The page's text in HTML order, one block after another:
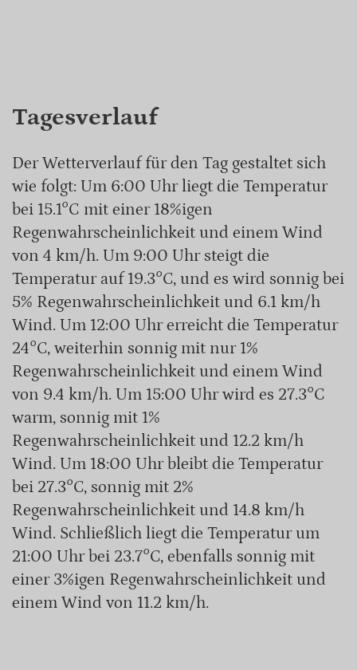
Tagesverlauf
Der Wetterverlauf für den Tag gestaltet sich
wie folgt: Um 6:00 Uhr liegt die Temperatur
bei 15.1°C mit einer 18%igen
Regenwahrscheinlichkeit und einem Wind
von 4 km/h. Um 9:00 Uhr steigt die
Temperatur auf 19.3°C, und es wird sonnig bei
5% Regenwahrscheinlichkeit und 6.1 km/h
Wind. Um 12:00 Uhr erreicht die Temperatur
24°C, weiterhin sonnig mit nur 1%
Regenwahrscheinlichkeit und einem Wind
von 9.4 km/h. Um 15:00 Uhr wird es 27.3°C
warm, sonnig mit 1%
Regenwahrscheinlichkeit und 12.2 km/h
Wind. Um 18:00 Uhr bleibt die Temperatur
bei 27.3°C, sonnig mit 2%
Regenwahrscheinlichkeit und 14.8 km/h
Wind. Schließlich liegt die Temperatur um
21:00 Uhr bei 23.7°C, ebenfalls sonnig mit
einer 3%igen Regenwahrscheinlichkeit und
einem Wind von 11.2 km/h.